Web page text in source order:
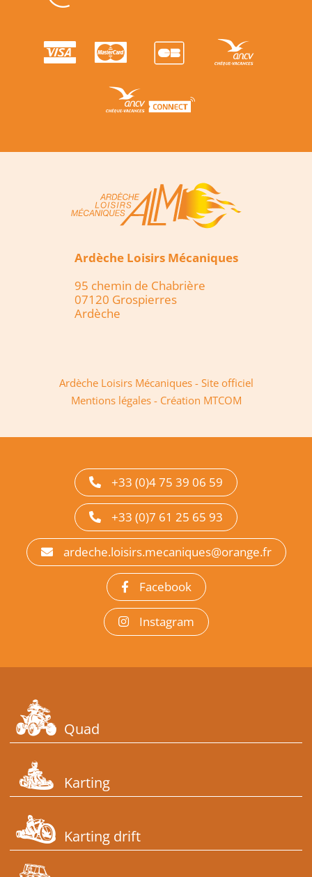
Ardèche Loisirs Mécaniques
95 chemin de Chabrière
07120 Grospierres
Ardèche
Ardèche Loisirs Mécaniques - Site officiel
Mentions légales- Création MTCOM
+33 (0)4 75 39 06 59
+33 (0)7 61 25 65 93
ardeche.loisirs.mecaniques@orange.fr
Facebook
Instagram
Quad
Karting
Karting drift